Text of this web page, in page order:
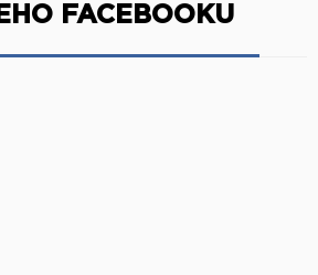
FACEBOOKU